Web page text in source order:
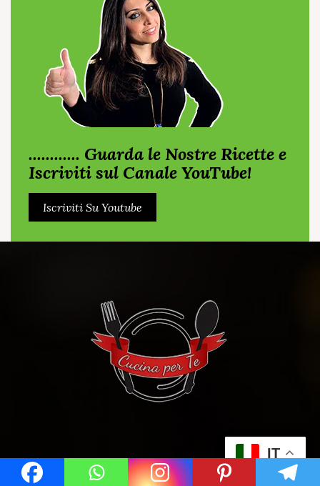
............ Guarda le Nostre Ricette e
Iscriviti sul Canale YouTube!
Iscriviti Su Youtube
IT